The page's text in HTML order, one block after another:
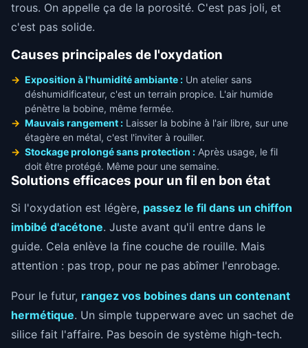
trous. On appelle ça de la porosité. C'est pas joli, et
c'est pas solide.
Causes principales de l'oxydation
Exposition à l'humidité ambiante : Un atelier sans
déshumidificateur, c'est un terrain propice. L'air humide
pénètre la bobine, même fermée.
Mauvais rangement : Laisser la bobine à l'air libre, sur une
étagère en métal, c'est l'inviter à rouiller.
Stockage prolongé sans protection : Après usage, le fil
doit être protégé. Même pour une semaine.
Solutions efficaces pour un fil en bon état
Si l'oxydation est légère, passez le fil dans un chiffon
imbibé d'acétone. Juste avant qu'il entre dans le
guide. Cela enlève la fine couche de rouille. Mais
attention : pas trop, pour ne pas abîmer l'enrobage.
Pour le futur, rangez vos bobines dans un contenant
hermétique. Un simple tupperware avec un sachet de
silice fait l'affaire. Pas besoin de système high-tech.